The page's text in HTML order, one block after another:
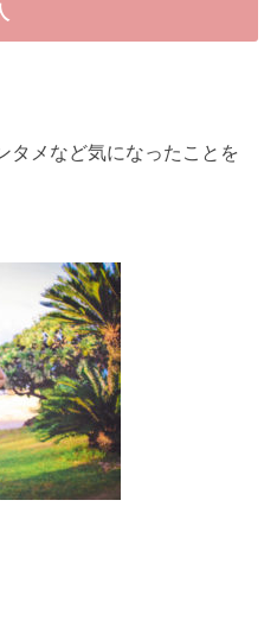
タメなど気になったことを